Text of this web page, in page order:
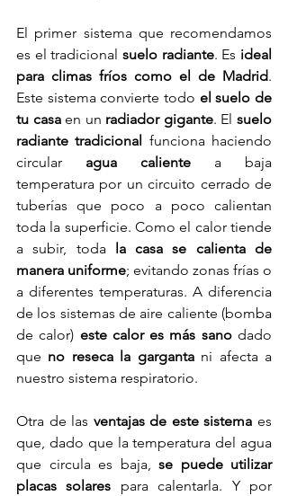
El primer sistema que recomendamos
es el tradicional suelo radiante. Es ideal
para climas fríos como el de Madrid.
Este sistema convierte todo el suelo de
tu casa en un radiador gigante. El suelo
radiante tradicional funciona haciendo
circular agua caliente a baja
temperatura por un circuito cerrado de
tuberías que poco a poco calientan
toda la superficie. Como el calor tiende
a subir, toda la casa se calienta de
manera uniforme; evitando zonas frías o
a diferentes temperaturas. A diferencia
de los sistemas de aire caliente (bomba
de calor) este calor es más sano dado
que no reseca la garganta ni afecta a
nuestro sistema respiratorio.
Otra de las ventajas de este sistema es
que, dado que la temperatura del agua
que circula es baja, se puede utilizar
placas solares para calentarla. Y por